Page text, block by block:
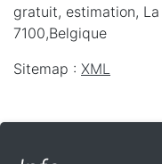
gratuit, estimation,
7100,Belgique
Sitemap : XML